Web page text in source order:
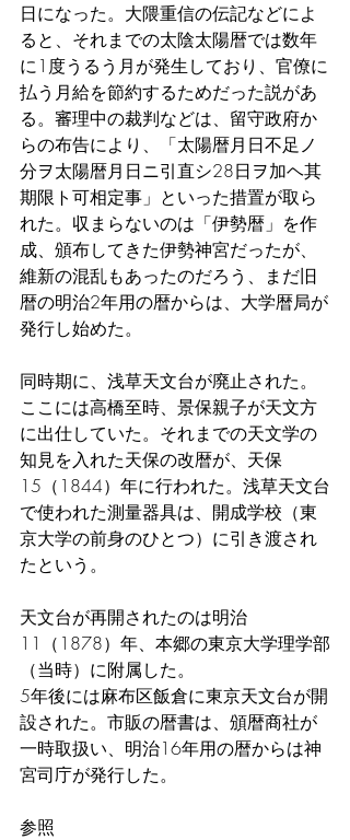
日になった。大隈重信の伝記などによ
ると、それまでの太陰太陽暦では数年
に1度うるう月が発生しており、官僚に
払う月給を節約するためだった説があ
る。審理中の裁判などは、留守政府か
らの布告により、「太陽暦月日不足ノ
分ヲ太陽暦月日ニ引直シ28日ヲ加ヘ其
期限ト可相定事」といった措置が取ら
れた。収まらないのは「伊勢暦」を作
成、頒布してきた伊勢神宮だったが、
維新の混乱もあったのだろう、まだ旧
暦の明治2年用の暦からは、大学暦局が
発行し始めた。
同時期に、浅草天文台が廃止された。
ここには高橋至時、景保親子が天文方
に出仕していた。それまでの天文学の
知見を入れた天保の改暦が、天保
15（1844）年に行われた。浅草天文台
で使われた測量器具は、開成学校（東
京大学の前身のひとつ）に引き渡され
たという。
天文台が再開されたのは明治
11（1878）年、本郷の東京大学理学部
（当時）に附属した。
5年後には麻布区飯倉に東京天文台が開
設された。市販の暦書は、頒暦商社が
一時取扱い、明治16年用の暦からは神
宮司庁が発行した。
参照